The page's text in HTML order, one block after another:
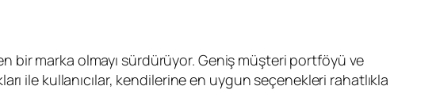
bir marka olmayı sürdürüyor. Geniş müşteri portföyü ve
ile kullanıcılar, kendilerine en uygun seçenekleri rahatlıkla